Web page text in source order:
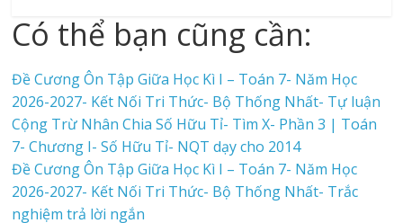
Có thể bạn cũng cần:
Đề Cương Ôn Tập Giữa Học Kì I – Toán 7- Năm Học
2026-2027- Kết Nối Tri Thức- Bộ Thống Nhất- Tự luận
Cộng Trừ Nhân Chia Số Hữu Tỉ- Tìm X- Phần 3 | Toán
7- Chương I- Số Hữu Tỉ- NQT dạy cho 2014
Đề Cương Ôn Tập Giữa Học Kì I – Toán 7- Năm Học
2026-2027- Kết Nối Tri Thức- Bộ Thống Nhất- Trắc
nghiệm trả lời ngắn